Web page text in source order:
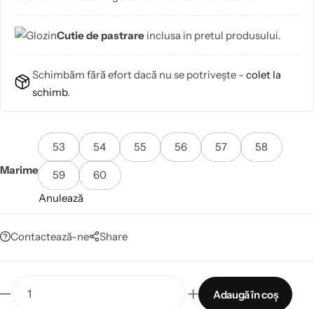
Cutie de pastrare inclusa in pretul produsului.
Schimbăm fără efort dacă nu se potrivește - colet la
schimb.
Marime
53 54 55 56 57 58
59
60
Anulează
Contactează-ne Share
Adaugă în coș